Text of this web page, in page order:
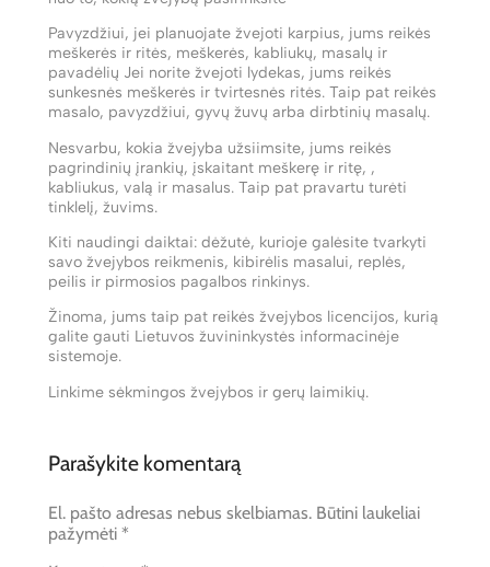
Pavyzdžiui, jei planuojate žvejoti karpius, jums reikės
meškerės ir ritės, meškerės, kabliukų, masalų ir
pavadėlių Jei norite žvejoti lydekas, jums reikės
sunkesnės meškerės ir tvirtesnės ritės. Taip pat reikės
masalo, pavyzdžiui, gyvų žuvų arba dirbtinių masalų.
Nesvarbu, kokia žvejyba užsiimsite, jums reikės
pagrindinių įrankių, įskaitant meškerę ir ritę, ,
kabliukus, valą ir masalus. Taip pat pravartu turėti
tinklelį, žuvims.
Kiti naudingi daiktai: dėžutė, kurioje galėsite tvarkyti
savo žvejybos reikmenis, kibirėlis masalui, replės,
peilis ir pirmosios pagalbos rinkinys.
Žinoma, jums taip pat reikės žvejybos licencijos, kurią
galite gauti Lietuvos žuvininkystės informacinėje
sistemoje.
Linkime sėkmingos žvejybos ir gerų laimikių.
Parašykite komentarą
El. pašto adresas nebus skelbiamas. Būtini laukeliai
pažymėti *